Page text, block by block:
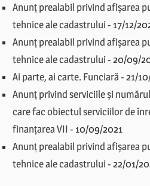
Anunț prealabil privind afișarea
tehnice ale cadastrului- 17/12/
Anunț prealabil privind afișarea
tehnice ale cadastrului-20/09/
Ai parte, ai carte. Funciară -21/
Anunț privind serviciile și
care fac obiectul serviciilor de
finanțarea VII - 10/09/2021
Anunț prealabil privind afișarea
tehnice ale cadastrului-22/01/